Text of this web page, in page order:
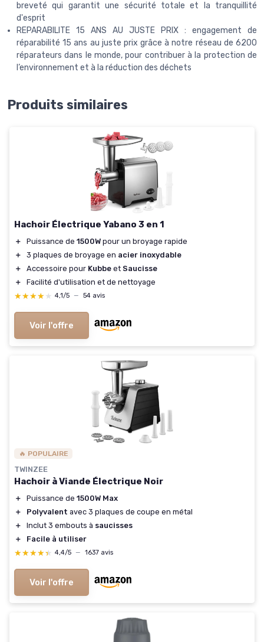
breveté qui garantit une sécurité totale et la tranquillité
d'esprit
REPARABILITE 15 ANS AU JUSTE PRIX : engagement de
réparabilité 15 ans au juste prix grâce à notre réseau de 6200
réparateurs dans le monde, pour contribuer à la protection de
l’environnement et à la réduction des déchets
Produits similaires
Hachoir Électrique Yabano 3 en 1
＋ Puissance de 1500W pour un broyage rapide
＋
3 plaques de broyage en acier inoxydable
＋
Accessoire pour Kubbe et Saucisse
＋
Facilité d'utilisation et de nettoyage
★★★★★
★★★★★ 4,1/5 — 54 avis
Voir l'offre
🔥 POPULAIRE
TWINZEE
Hachoir à Viande Électrique Noir
＋ Puissance de 1500W Max
＋
Polyvalent avec 3 plaques de coupe en métal
＋
Inclut 3 embouts à saucisses
＋
Facile à utiliser
★★★★★
★★★★★ 4,4/5 — 1637 avis
Voir l'offre